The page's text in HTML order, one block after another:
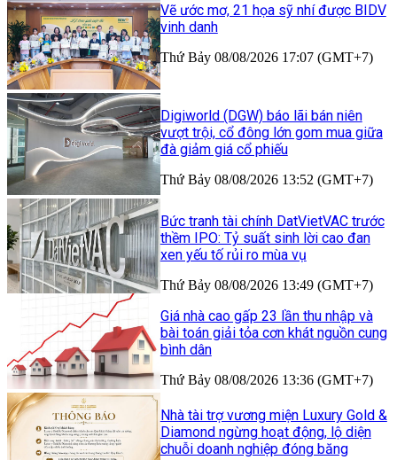
Vẽ ước mơ, 21 họa sỹ nhí được BIDV
vinh danh
Thứ Bảy 08/08/2026 17:07 (GMT+7)
Digiworld (DGW) báo lãi bán niên
vượt trội, cổ đông lớn gom mua giữa
đà giảm giá cổ phiếu
Thứ Bảy 08/08/2026 13:52 (GMT+7)
Bức tranh tài chính DatVietVAC trước
thềm IPO: Tỷ suất sinh lời cao đan
xen yếu tố rủi ro mùa vụ
Thứ Bảy 08/08/2026 13:49 (GMT+7)
Giá nhà cao gấp 23 lần thu nhập và
bài toán giải tỏa cơn khát nguồn cung
bình dân
Thứ Bảy 08/08/2026 13:36 (GMT+7)
Nhà tài trợ vương miện Luxury Gold &
Diamond ngừng hoạt động, lộ diện
chuỗi doanh nghiệp đóng băng